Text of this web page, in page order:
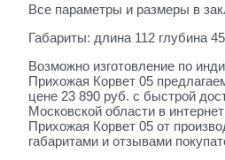
Все параметры и размеры в
Габариты: длина 112 глубина
Возможно изготовление по
Прихожая Корвет 05
цене 23 890 руб. с быстрой
Московской области в
Прихожая Корвет 05 от
габаритами и отзывами